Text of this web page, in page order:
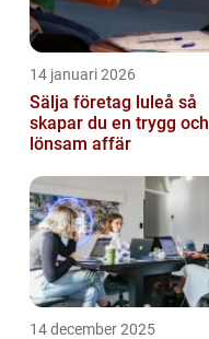
14 januari 2026
Sälja företag luleå så
skapar du en trygg och
lönsam affär
14 december 2025